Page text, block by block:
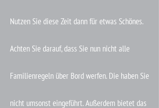
Nutzen Sie diese Zeit dann für etwas Schönes.
Achten Sie darauf, dass Sie nun nicht alle
Familienregeln über Bord werfen. Die haben Sie
nicht umsonst eingeführt. Außerdem bietet das